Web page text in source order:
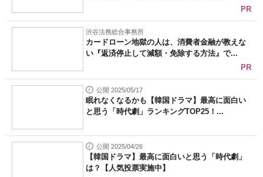
PR
渋谷法務総合事務所
カードローン地獄の人は、消費者金融が教えな
い『返済停止して減額・免除する方法』で...
PR
公開 2025/05/17
眠れなくなるかも【韓国ドラマ】最高に面白い
と思う「時代劇」ランキングTOP25！...
公開 2025/04/26
【韓国ドラマ】最高に面白いと思う「時代劇」
は？【人気投票実施中】